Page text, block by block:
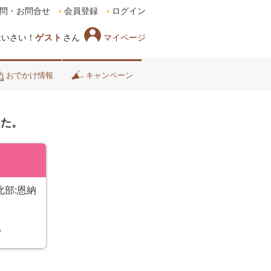
さい！ ゲスト さん マイページ
・お問合せ 会員登録 ログイン
おでかけ情報 キャンペーン
。
部:恩納